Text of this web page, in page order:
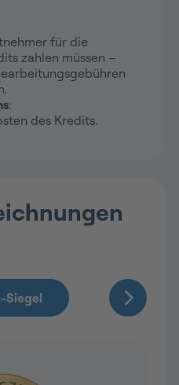
für die
zahlen müssen –
:
des Kredits.